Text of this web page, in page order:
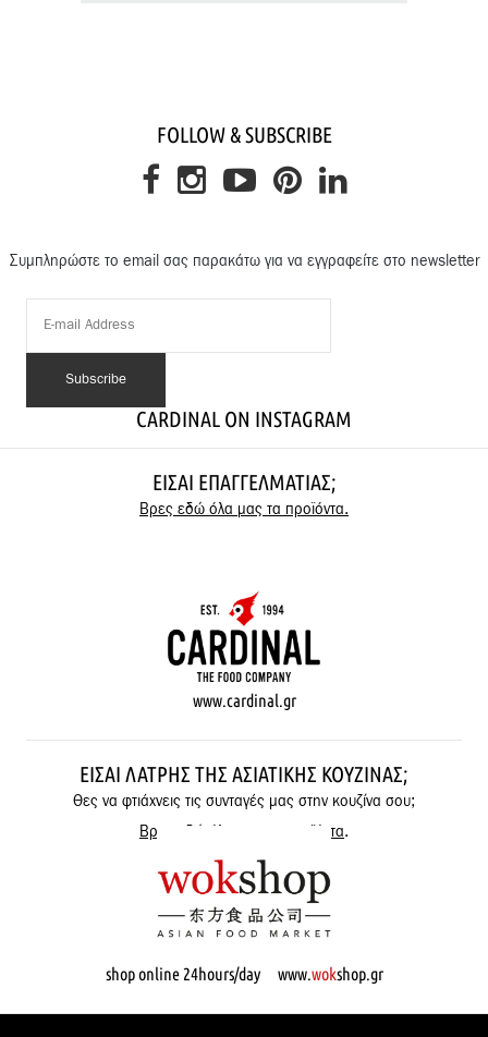
FOLLOW & SUBSCRIBE
Συμπληρώστε το email σας παρακάτω για να εγγραφείτε στο newsletter
CARDINAL ON INSTAGRAM
ΕΊΣΑΙ ΕΠΑΓΓΕΛΜΑΤΊΑΣ;
Βρες εδώ όλα μας τα προϊόντα.
www.cardinal.gr
ΕΊΣΑΙ ΛΆΤΡΗΣ ΤΗΣ ΑΣΙΑΤΙΚΉΣ ΚΟΥΖΊΝΑΣ;
Θες να φτιάχνεις τις συνταγές μας στην κουζίνα σου;
Βρες εδώ όλα μας τα προϊόντα.
shop online 24hours/day www. wokshop.gr